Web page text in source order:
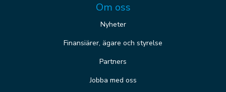
Om oss
Nyheter
Finansiärer, ägare och styrelse
Partners
Jobba med oss